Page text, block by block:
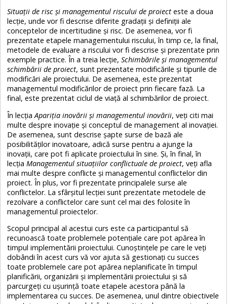
Situații de risc și managementul riscului de proiect este a doua
lecție, unde vor fi descrise diferite gradații și definiții ale
conceptelor de incertitudine și risc. De asemenea, vor fi
prezentate etapele managementului riscului, în timp ce, la final,
metodele de evaluare a riscului vor fi descrise și prezentate prin
exemple practice. În a treia lecție,Schimbările și managementul
schimbării de proiect, sunt prezentate modificările și tipurile de
modificări ale proiectului. De asemenea, este prezentat
managementul modificărilor de proiect prin fiecare fază. La
final, este prezentat ciclul de viață al schimbărilor de proiect.
În lecțiaApariția inovării și managementul inovării, veți citi mai
multe despre inovație și conceptul de management al inovației.
De asemenea, sunt descrise șapte surse de bază ale
posibilităților inovatoare, adică surse pentru a ajunge la
inovații, care pot fi aplicate proiectului în sine. Și, în final, în
lecția Managementul situațiilor conflictuale de proiect, veți afla
mai multe despre conflicte și managementul conflictelor din
proiect. În plus, vor fi prezentate principalele surse ale
conflictelor. La sfârșitul lecției sunt prezentate metodele de
rezolvare a conflictelor care sunt cel mai des folosite în
managementul proiectelor.
Scopul principal al acestui curs este ca participantul să
recunoască toate problemele potențiale care pot apărea în
timpul implementării proiectului. Cunoștințele pe care le veți
dobândi în acest curs vă vor ajuta să gestionați cu succes
toate problemele care pot apărea neplanificate în timpul
planificării, organizării și implementării proiectului și să
parcurgeți cu ușurință toate etapele acestora până la
implementarea cu succes. De asemenea, unul dintre obiectivele